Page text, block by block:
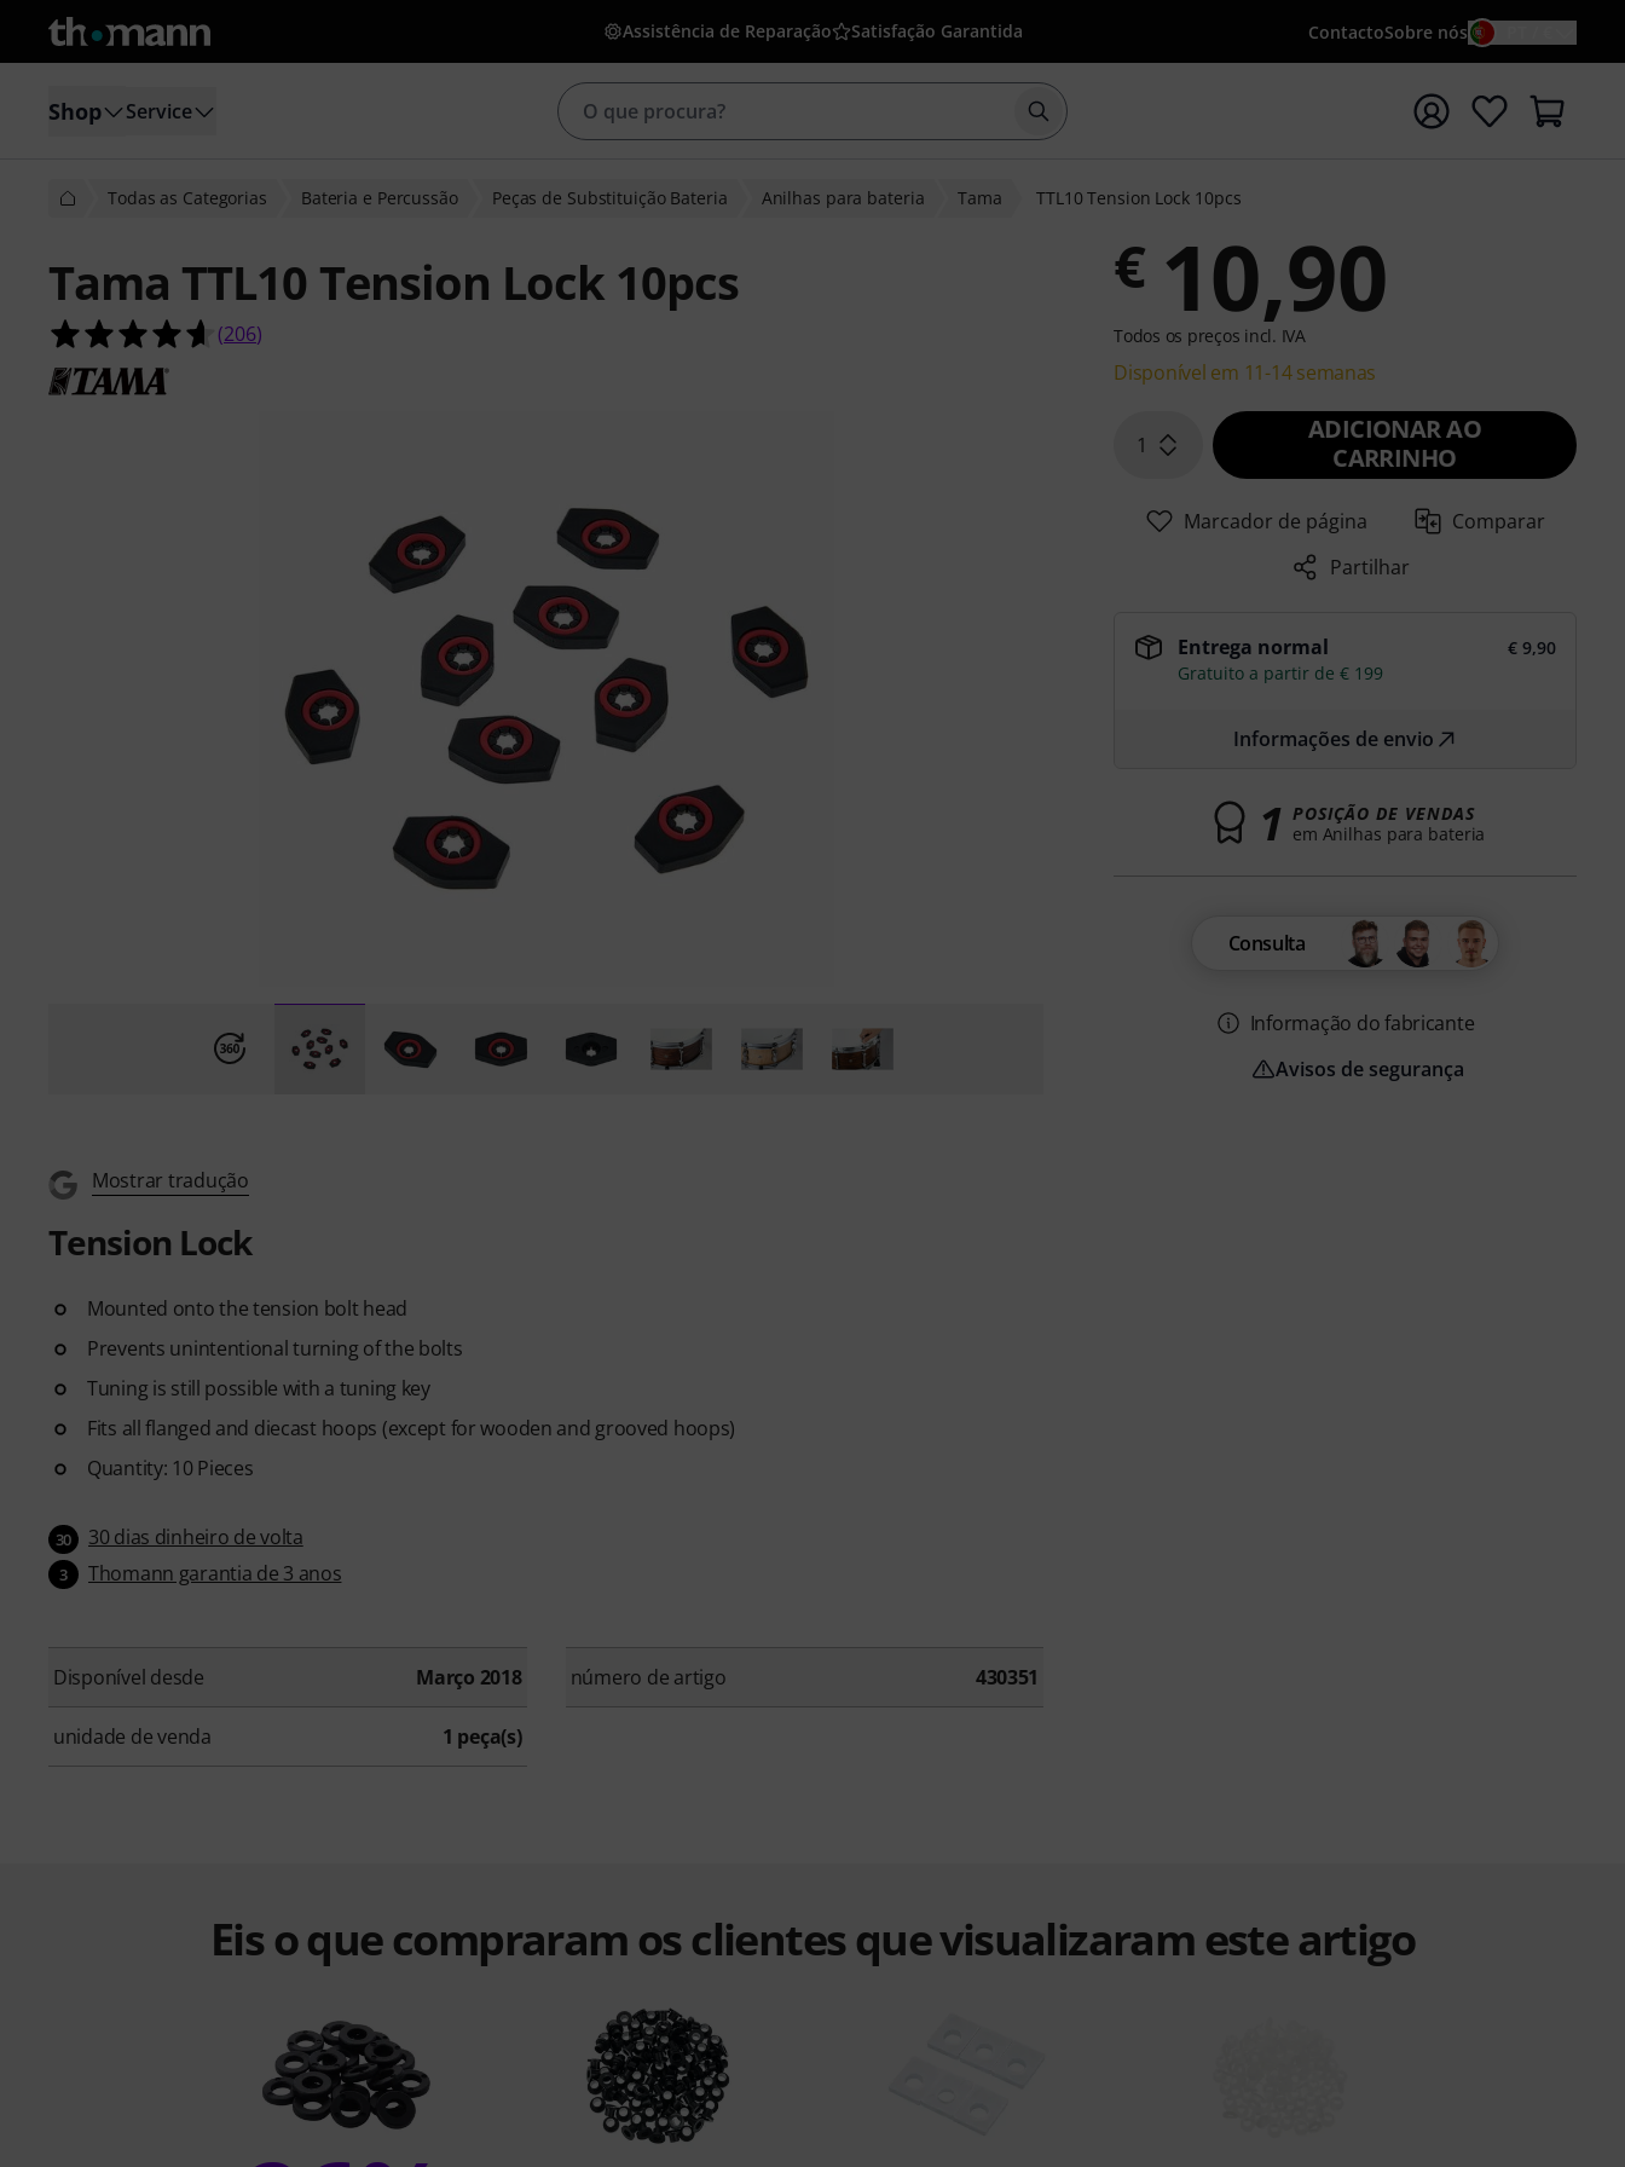
Assistência de Reparação Satisfação Garantida ContactoSobre nós
Shop Service Iniciar pesquisa com o termo de pesquisa {searchTerm}
Todas as Categorias Bateria e Percussão Peças de Substituição Bateria Anilhas para bateria Tama TTL10 Tension Lock 10pcs
Tama TTL10 Tension Lock 10pcs
4.6 de 5 estrelas de 206 avaliações de clientes
(206)
Mostrar tradução
Tension Lock
Mounted onto the tension bolt head
Prevents unintentional turning of the bolts
Tuning is still possible with a tuning key
Fits all flanged and diecast hoops (except for wooden and grooved hoops)
Quantity: 10 Pieces
30 30 dias dinheiro de volta
3 Thomann garantia de 3 anos
Disponível desde Março 2018 número de artigo 430351
unidade de venda 1 peça(s)
€ 10,90
Todos os preços incl. IVA
Disponível em 11-14 semanas
1
ADICIONAR AO
CARRINHO
Marcador de página
Comparar
Partilhar
Entrega normal
€ 9,90
Gratuito a partir de € 199
Informações de envio
1 POSIÇÃO DE VENDAS
em Anilhas para bateria
Consulta
Informação do fabricante
Avisos de segurança
Eis o que compraram os clientes que visualizaram este artigo